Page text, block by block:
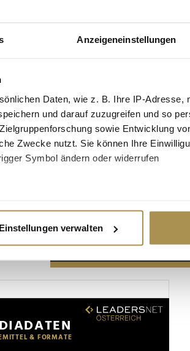
Anzeigeneinstellungen
Daten, wie z. B. Ihre IP-Adresse,
und darauf zuzugreifen und so
sowie Entwicklung
Zwecke nutzt. Sie können Ihre
Symbol ändern oder widerrufen
Daten verarbeitet werden, und legen Sie
zu personalisieren, Funktionen für soziale
und Analysen weiter. Unsere
Sie ihnen bereitgestellt haben oder die
Einstellungen verwalten
Advertisement